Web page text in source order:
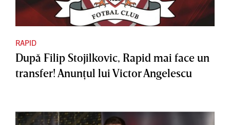
RAPID
După Filip Stojilkovic, Rapid mai face un
transfer! Anunţul lui Victor Angelescu